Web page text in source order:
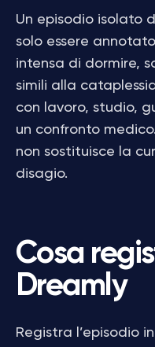
Un episodio isolato
solo essere
intensa di dormire,
simili alla
con lavoro, studio,
un confronto
non sostituisce la
disagio.
Cosa
Dreamly
Registra l’episodio